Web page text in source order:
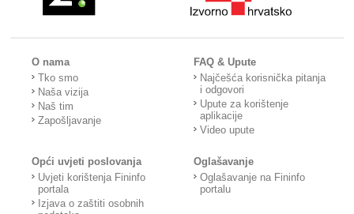
O nama
Tko smo
Naša vizija
Naš tim
Zapošljavanje
FAQ & Upute
Najčešća korisnička pitanja
i odgovori
Upute za korištenje
aplikacije
Video upute
Opći uvjeti poslovanja
Uvjeti korištenja Fininfo
portala
Izjava o zaštiti osobnih
Oglašavanje
Oglašavanje na Fininfo
portalu